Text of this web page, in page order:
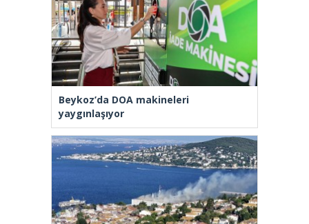
Beykoz’da DOA makineleri
yaygınlaşıyor